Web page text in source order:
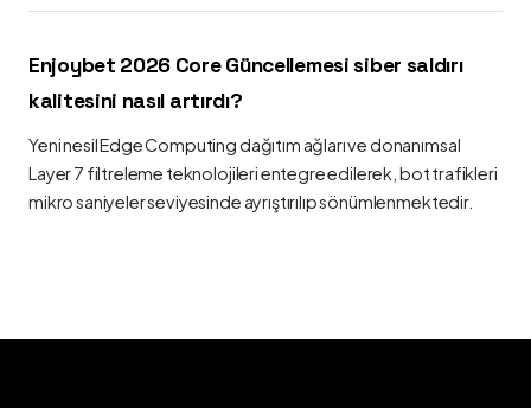
Enjoybet 2026 Core Güncellemesi siber saldırı
kalitesini nasıl artırdı?
Yeni nesil Edge Computing dağıtım ağları ve donanımsal
Layer 7 filtreleme teknolojileri entegre edilerek, bot trafikleri
mikro saniyeler seviyesinde ayrıştırılıp sönümlenmektedir.